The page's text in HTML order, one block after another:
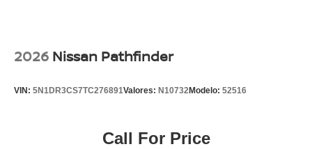
2026 Nissan Pathfinder
VIN: 5N1DR3CS7TC276891Valores: N10732Modelo: 52516
Call For Price